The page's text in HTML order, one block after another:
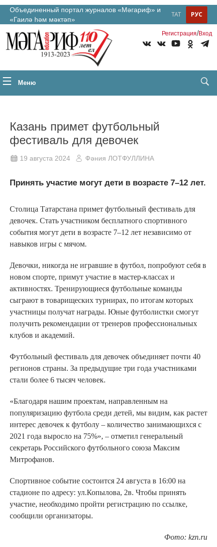
Объединенный портал журналов «Мәгариф» и
«Гаилә һәм мәктәп»
РУС
ТАТ
Регистрация/Вход
Меню
Казань примет футбольный
фестиваль для девочек
19 августа 2024 Фәния ЛОТФУЛЛИНА
Принять участие могут дети в возрасте 7–12 лет.
Столица Татарстана примет футбольный фестиваль для
девочек. Стать участником бесплатного спортивного
события могут дети в возрасте 7–12 лет независимо от
навыков игры с мячом.
Девочки, никогда не игравшие в футбол, попробуют себя в
новом спорте, примут участие в мастер-классах и
активностях. Тренирующиеся футбольные команды
сыграют в товарищеских турнирах, по итогам которых
участницы получат награды. Юные футболистки смогут
получить рекомендации от тренеров профессиональных
клубов и академий.
Футбольный фестиваль для девочек объединяет почти 40
регионов страны. За предыдущие три года участниками
стали более 6 тысяч человек.
«Благодаря нашим проектам, направленным на
популяризацию футбола среди детей, мы видим, как растет
интерес девочек к футболу – количество занимающихся с
2021 года выросло на 75%», – отметил генеральный
секретарь Российского футбольного союза Максим
Митрофанов.
Спортивное событие состоится 24 августа в 16:00 на
стадионе по адресу: ул.Копылова, 2в. Чтобы принять
участие, необходимо пройти регистрацию по ссылке,
сообщили организаторы.
Фото: kzn.ru